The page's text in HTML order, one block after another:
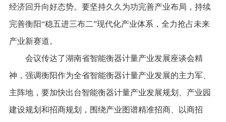
经济回升向好态势。要坚持久久为功完善产业布局，持续
完善衡阳“稳五进三布二”现代化产业体系，全力抢占未来
产业新赛道。
会议传达了湖南省智能衡器计量产业发展座谈会精
神，强调衡阳作为全省智能衡器计量产业发展的主力军、
主阵地，要加快出台智能衡器计量产业发展规划、产业园
建设规划和招商规划，围绕产业图谱精准招商、以商招